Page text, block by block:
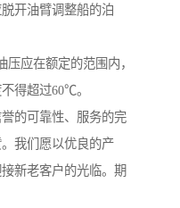
开油臂调整船的泊
应在额定的范围内，
得超过60℃。
的可靠性、服务的完
我们愿以优良的产
新老客户的光临。期